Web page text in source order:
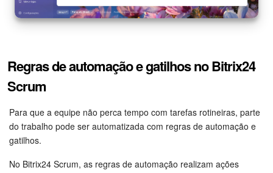
Market (Aplicativos)
Configurações
Bitrix24 Messenger
Regras de automação e gatilhos no Bitrix24
Scrum
Para que a equipe não perca tempo com tarefas rotineiras, parte
do trabalho pode ser automatizada com regras de automação e
gatilhos.
No Bitrix24 Scrum, as regras de automação realizam ações